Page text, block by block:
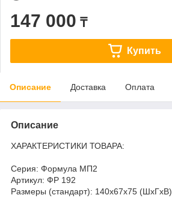
147 000 ₸
Купить
Описание Доставка Оплата
Описание
ХАРАКТЕРИСТИКИ ТОВАРА:
Серия: Формула МП2
Артикул: ФР 192
Размеры (стандарт): 140x67x75 (ШхГхВ)